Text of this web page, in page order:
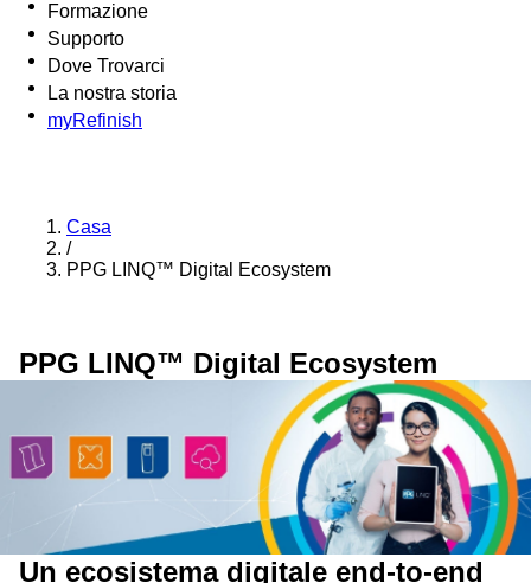
Formazione
Supporto
Dove Trovarci
La nostra storia
myRefinish
Casa
/
PPG LINQ™ Digital Ecosystem
PPG LINQ™ Digital Ecosystem
Un ecosistema digitale end-to-end